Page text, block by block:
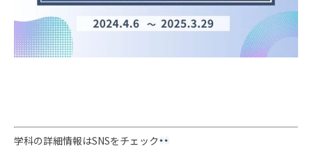
学科の詳細情報はSNSをチェック